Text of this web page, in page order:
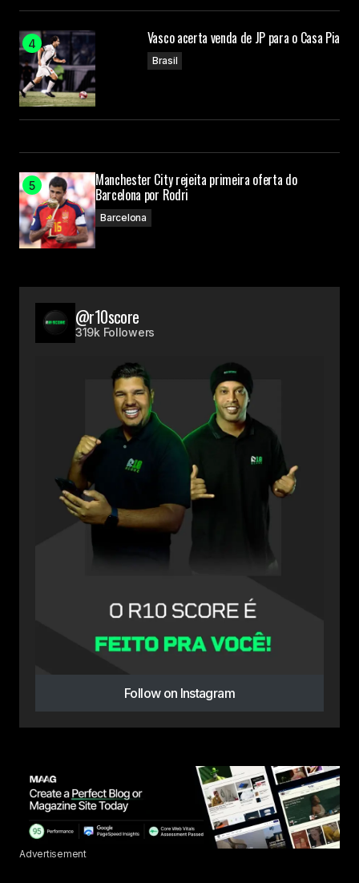
Vasco acerta venda de JP para o Casa Pia
Brasil
Manchester City rejeita primeira oferta do
Barcelona por Rodri
Barcelona
@r10score
319k Followers
Follow on Instagram
Advertisement